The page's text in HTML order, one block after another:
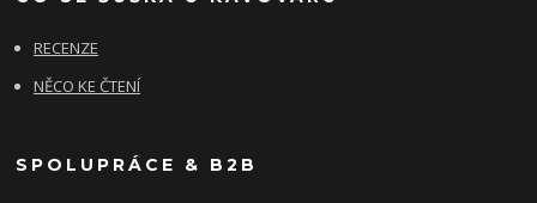
RECENZE
NĚCO KE ČTENÍ
SPOLUPRÁCE & B2B